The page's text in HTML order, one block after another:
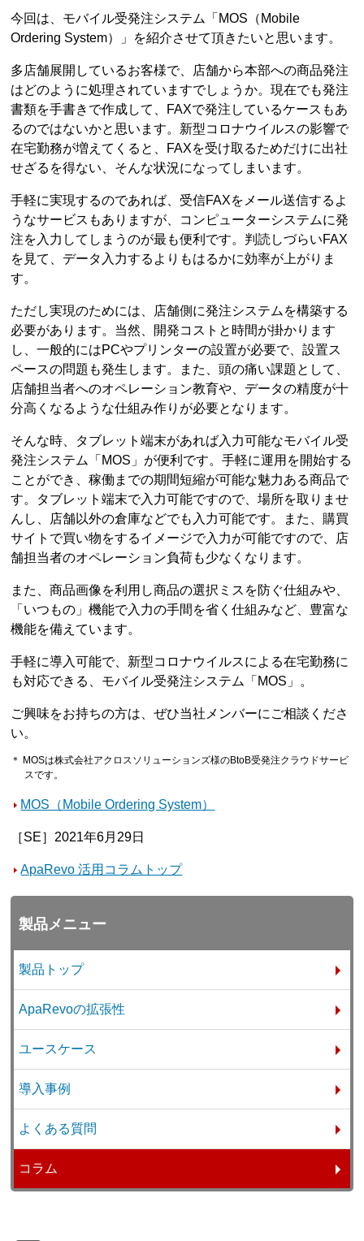
今回は、モバイル受発注システム「MOS（Mobile
Ordering System）」を紹介させて頂きたいと思います。
多店舗展開しているお客様で、店舗から本部への商品発注
はどのように処理されていますでしょうか。現在でも発注
書類を手書きで作成して、FAXで発注しているケースもあ
るのではないかと思います。新型コロナウイルスの影響で
在宅勤務が増えてくると、FAXを受け取るためだけに出社
せざるを得ない、そんな状況になってしまいます。
手軽に実現するのであれば、受信FAXをメール送信するよ
うなサービスもありますが、コンピューターシステムに発
注を入力してしまうのが最も便利です。判読しづらいFAX
を見て、データ入力するよりもはるかに効率が上がりま
す。
ただし実現のためには、店舗側に発注システムを構築する
必要があります。当然、開発コストと時間が掛かります
し、一般的にはPCやプリンターの設置が必要で、設置ス
ペースの問題も発生します。また、頭の痛い課題として、
店舗担当者へのオペレーション教育や、データの精度が十
分高くなるような仕組み作りが必要となります。
そんな時、タブレット端末があれば入力可能なモバイル受
発注システム「MOS」が便利です。手軽に運用を開始する
ことができ、稼働までの期間短縮が可能な魅力ある商品で
す。タブレット端末で入力可能ですので、場所を取りませ
んし、店舗以外の倉庫などでも入力可能です。また、購買
サイトで買い物をするイメージで入力が可能ですので、店
舗担当者のオペレーション負荷も少なくなります。
また、商品画像を利用し商品の選択ミスを防ぐ仕組みや、
「いつもの」機能で入力の手間を省く仕組みなど、豊富な
機能を備えています。
手軽に導入可能で、新型コロナウイルスによる在宅勤務に
も対応できる、モバイル受発注システム「MOS」。
ご興味をお持ちの方は、ぜひ当社メンバーにご相談くださ
い。
＊ MOSは株式会社アクロスソリューションズ様のBtoB受発注クラウドサービ
スです。
MOS（Mobile Ordering System）
［SE］2021年6月29日
ApaRevo 活用コラムトップ
製品メニュー
製品トップ
ApaRevoの拡張性
ユースケース
導入事例
よくある質問
コラム